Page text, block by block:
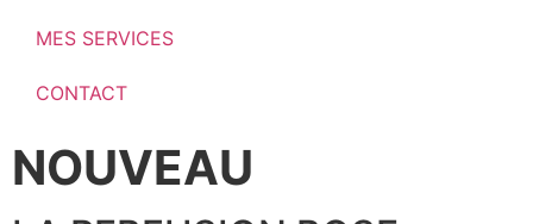
MES SERVICES
CONTACT
NOUVEAU